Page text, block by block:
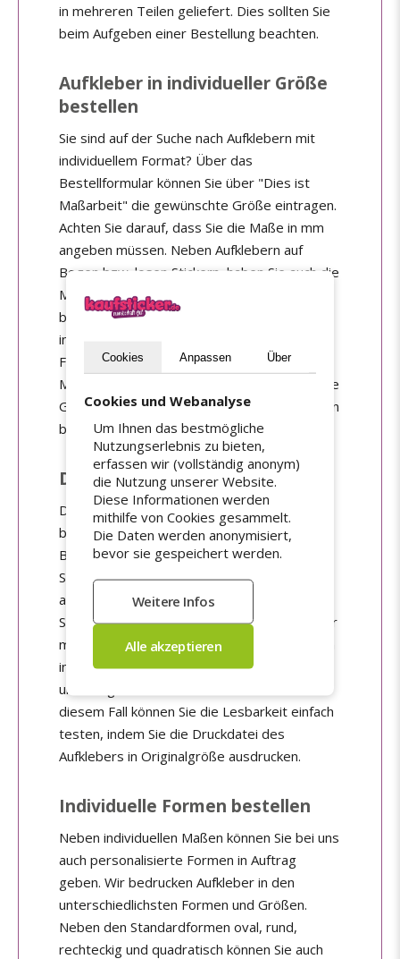
in mehreren Teilen geliefert. Dies sollten Sie
beim Aufgeben einer Bestellung beachten.
Aufkleber in individueller Größe
bestellen
Sie sind auf der Suche nach Aufklebern mit
individuellem Format? Über das
Bestellformular können Sie über "Dies ist
Maßarbeit" die gewünschte Größe eintragen.
Achten Sie darauf, dass Sie die Maße in mm
angeben müssen. Neben Aufklebern auf
Bogen bzw. losen Stickern, haben Sie auch die
Möglichkeit praktische
bestellen. Auch diese Aufkleber können
individuell konfiguriert und in den Materialien
Folie PP oder Papier gedruckt werden. Die
Mindestgröße beträgt 1x1 mm. Die maximale
Größe von Aufklebern auf Rolle liegt hingegen
bei 320 mm.
Das richtige Maß bestimmen
Die für Sie passende Größe der Aufkleber zu
bestimmen, ist oft gar nicht mal so einfach.
Bevor Sie Aufkleber selbst gestalten, sollten
Sie die Fläche, auf die der Aufkleber
angebracht werden soll, präzise ausmessen.
Sobald Sie sich dafür entscheiden, den Sticker
mit Text zu versehen oder Klebebuchstaben
in Auftrag geben möchten, sollten Sie
unbedingt auf die Lesbarkeit achten. In
diesem Fall können Sie die Lesbarkeit einfach
testen, indem Sie die Druckdatei des
Aufklebers in Originalgröße ausdrucken.
Individuelle Formen bestellen
Neben individuellen Maßen können Sie bei uns
auch personalisierte Formen in Auftrag
geben. Wir bedrucken Aufkleber in den
unterschiedlichsten Formen und Größen.
Neben den Standardformen oval, rund,
rechteckig und quadratisch können Sie auch
Cookies Anpassen Über
Cookies und Webanalyse
Um Ihnen das bestmögliche
Nutzungserlebnis zu bieten,
erfassen wir (vollständig anonym)
die Nutzung unserer Website.
Diese Informationen werden
mithilfe von Cookies gesammelt.
Die Daten werden anonymisiert,
bevor sie gespeichert werden.